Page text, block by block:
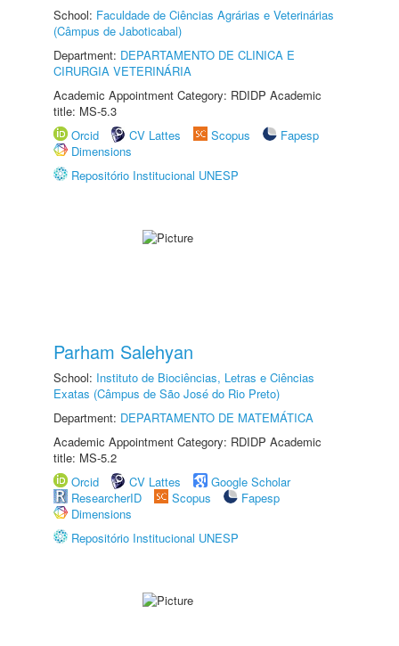
School: Faculdade de Ciências Agrárias e Veterinárias
(Câmpus de Jaboticabal)
Department: DEPARTAMENTO DE CLINICA E
CIRURGIA VETERINÁRIA
Academic Appointment Category: RDIDP Academic
title: MS-5.3
Orcid
CV Lattes Scopus
Fapesp
Dimensions
Repositório Institucional UNESP
Parham Salehyan
School: Instituto de Biociências, Letras e Ciências
Exatas (Câmpus de São José do Rio Preto)
Department: DEPARTAMENTO DE MATEMÁTICA
Academic Appointment Category: RDIDP Academic
title: MS-5.2
Orcid
CV Lattes
Google Scholar
ResearcherID
Scopus
Fapesp
Dimensions
Repositório Institucional UNESP